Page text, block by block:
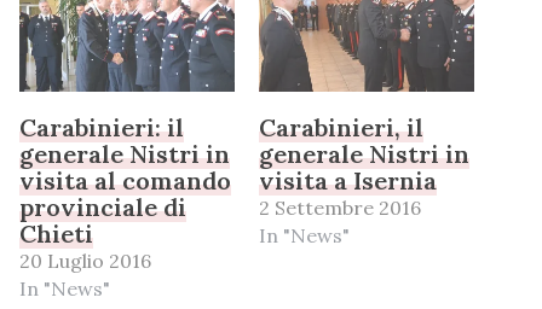
Carabinieri: il
generale Nistri in
visita al comando
provinciale di
Chieti
20 Luglio 2016
In "News"
Carabinieri, il
generale Nistri in
visita a Isernia
2 Settembre 2016
In "News"